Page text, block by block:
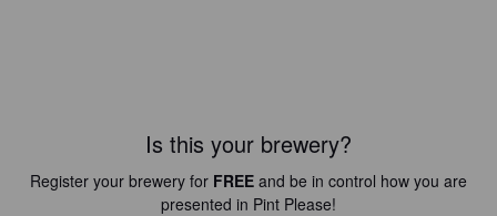
Is this your brewery?
Register your brewery for FREE and be in control how you are
presented in Pint Please!